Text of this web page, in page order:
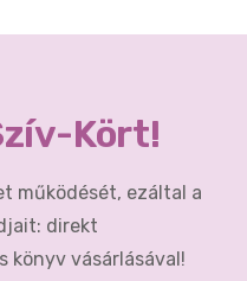
Kört!
működését, ezáltal a
direkt
könyv vásárlásával!